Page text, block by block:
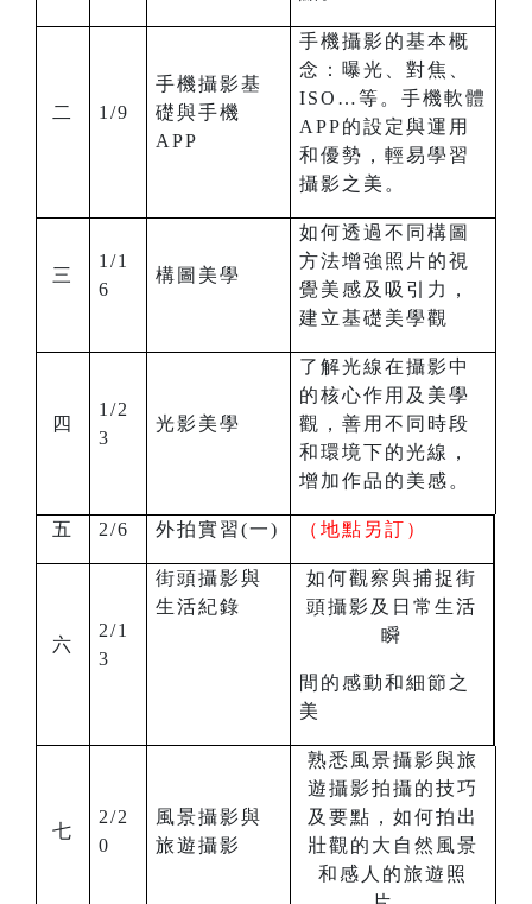
二 1/9
手機攝影基
礎與手機
APP
手機攝影的基本概
念：曝光、對焦、
ISO…等。手機軟體
APP的設定與運用
和優勢，輕易學習
攝影之美。
三
1/1
6
構圖美學
如何透過不同構圖
方法增強照片的視
覺美感及吸引力，
建立基礎美學觀
四
1/2
3
光影美學
了解光線在攝影中
的核心作用及美學
觀，善用不同時段
和環境下的光線，
增加作品的美感。
五 2/6 外拍實習(一) （地點另訂）
六
2/1
3
街頭攝影與
生活紀錄
如何觀察與捕捉街
頭攝影及日常生活
瞬
間的感動和細節之
美
七
2/2
0
風景攝影與
旅遊攝影
熟悉風景攝影與旅
遊攝影拍攝的技巧
及要點，如何拍出
壯觀的大自然風景
和感人的旅遊照